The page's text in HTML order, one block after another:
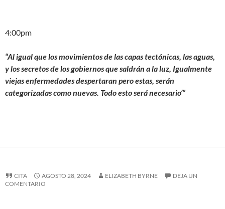
4:00pm
“Al igual que los movimientos de las capas tectónicas, las aguas,
y los secretos de los gobiernos que saldrán a la luz, Igualmente
viejas enfermedades despertaran pero estas, serán
categorizadas como nuevas. Todo esto será necesario’”
CITA AGOSTO 28, 2024 ELIZABETH BYRNE
DEJA UN
COMENTARIO